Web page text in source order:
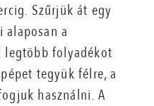
Szűrjük át egy
alaposan a
legtöbb folyadékot
tegyük félre, a
használni. A